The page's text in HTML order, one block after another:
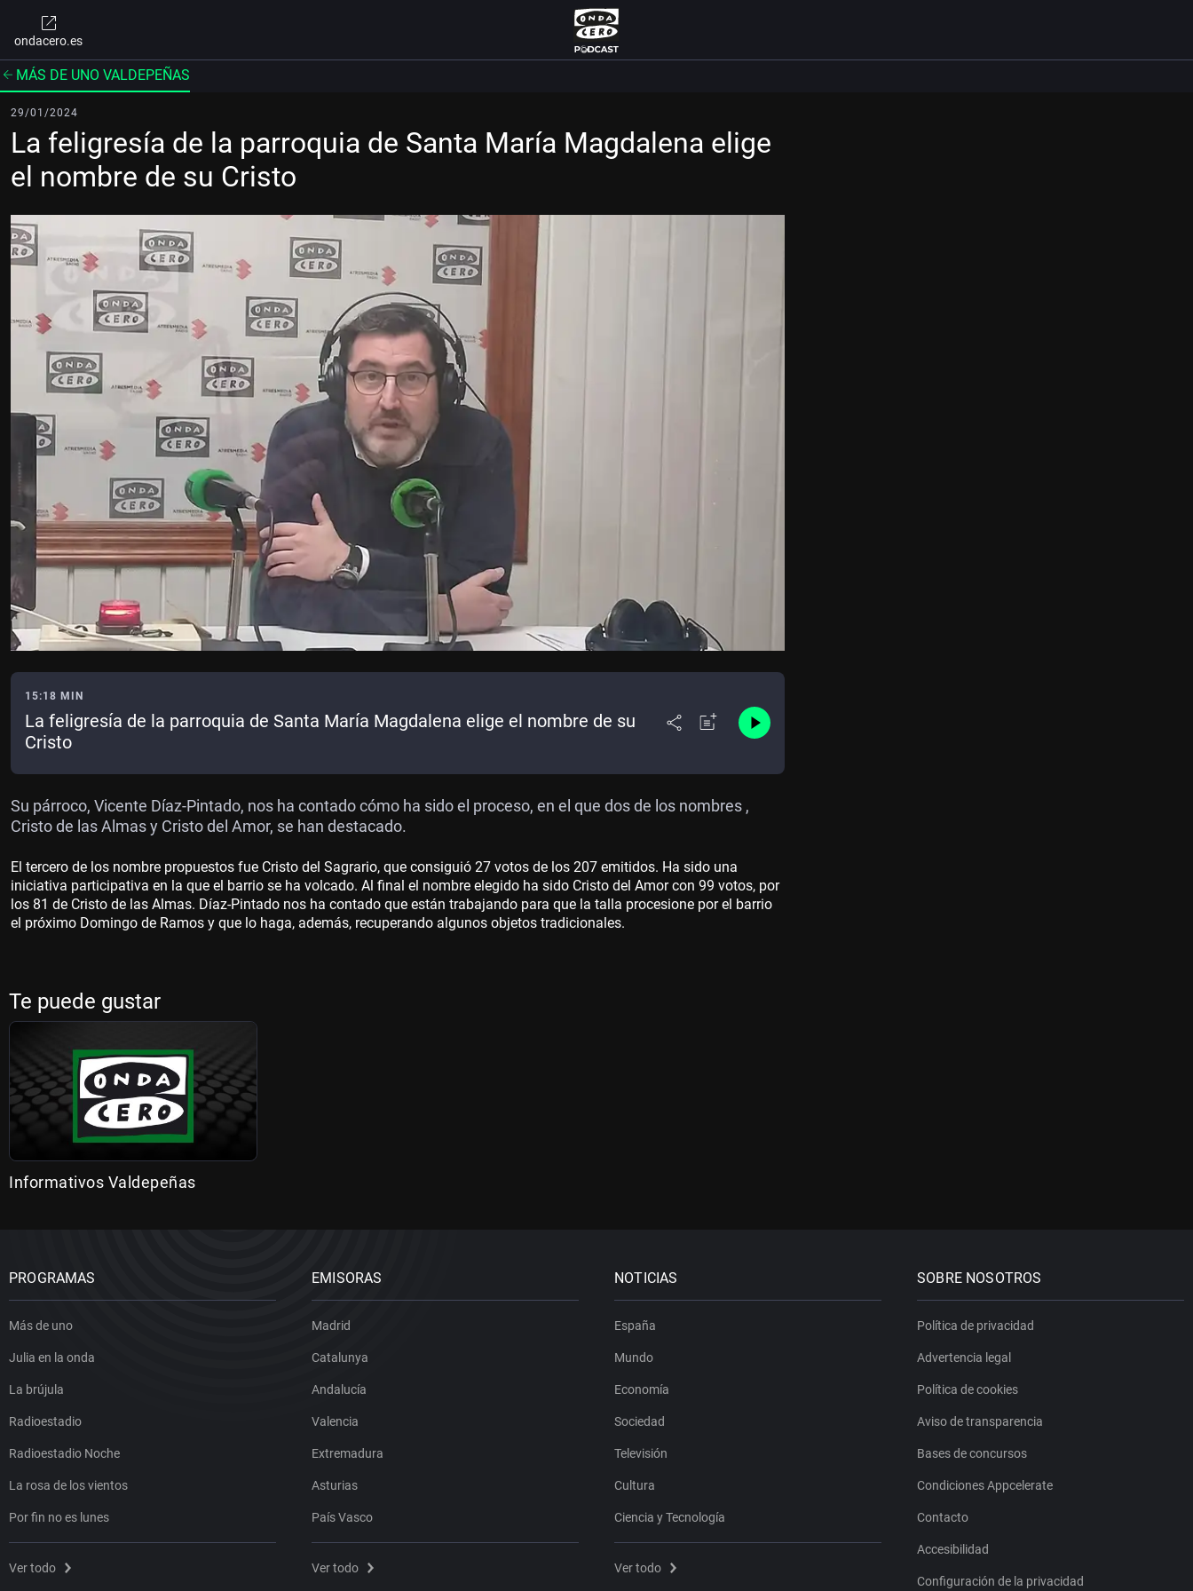
ondacero.es
MÁS DE UNO VALDEPEÑAS
29/01/2024
La feligresía de la parroquia de Santa María Magdalena elige
el nombre de su Cristo
15:18 MIN
La feligresía de la parroquia de Santa María Magdalena elige el nombre de su
Cristo
Su párroco, Vicente Díaz-Pintado, nos ha contado cómo ha sido el proceso, en el que dos de los nombres ,
Cristo de las Almas y Cristo del Amor, se han destacado.
El tercero de los nombre propuestos fue Cristo del Sagrario, que consiguió 27 votos de los 207 emitidos. Ha sido una
iniciativa participativa en la que el barrio se ha volcado. Al final el nombre elegido ha sido Cristo del Amor con 99 votos, por
los 81 de Cristo de las Almas. Díaz-Pintado nos ha contado que están trabajando para que la talla procesione por el barrio
el próximo Domingo de Ramos y que lo haga, además, recuperando algunos objetos tradicionales.
Te puede gustar
Informativos Valdepeñas
PROGRAMAS
Más de uno
Julia en la onda
La brújula
Radioestadio
Radioestadio Noche
La rosa de los vientos
Por fin no es lunes
Ver todo
EMISORAS
Madrid
Catalunya
Andalucía
Valencia
Extremadura
Asturias
País Vasco
Ver todo
NOTICIAS
España
Mundo
Economía
Sociedad
Televisión
Cultura
Ciencia y Tecnología
Ver todo
SOBRE NOSOTROS
Política de privacidad
Advertencia legal
Política de cookies
Aviso de transparencia
Bases de concursos
Condiciones Appcelerate
Contacto
Accesibilidad
Configuración de la privacidad